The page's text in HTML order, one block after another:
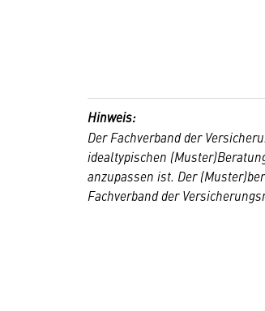
Weiterbildungsverpflicht
ung
Hinweis:
Der Fachverband der
idealtypischen
anzupassen ist. Der
Fachverband der